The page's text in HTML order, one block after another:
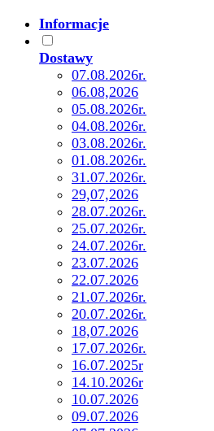
Informacje
Dostawy
07.08.2026r.
06.08,2026
05.08.2026r.
04.08.2026r.
03.08.2026r.
01.08.2026r.
31.07.2026r.
29,07,2026
28.07.2026r.
25.07.2026r.
24.07.2026r.
23.07.2026
22.07.2026
21.07.2026r.
20.07.2026r.
18,07.2026
17.07.2026r.
16.07.2025r
14.10.2026r
10.07.2026
09.07.2026